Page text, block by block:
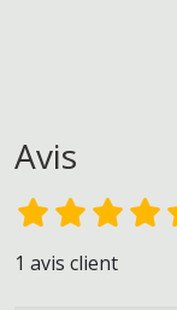
Avis
1 avis client